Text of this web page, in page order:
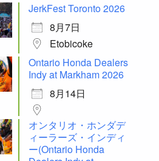
JerkFest Toronto 2026
8月7日
Etobicoke
Ontario Honda Dealers
Indy at Markham 2026
8月14日
オンタリオ・ホンダデ
ィーラーズ・インディ
ー(Ontario Honda